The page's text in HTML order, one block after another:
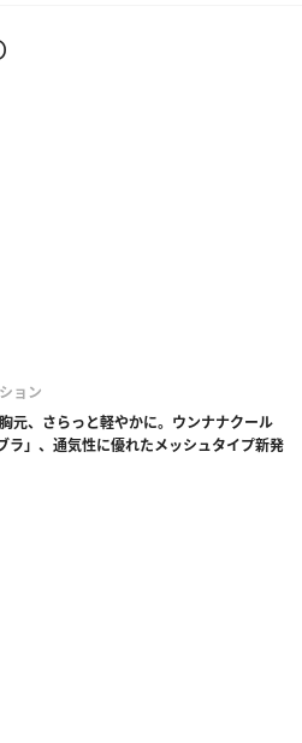
ョン
元、さらっと軽やかに。ウンナナクール
ラ」、通気性に優れたメッシュタイプ新発